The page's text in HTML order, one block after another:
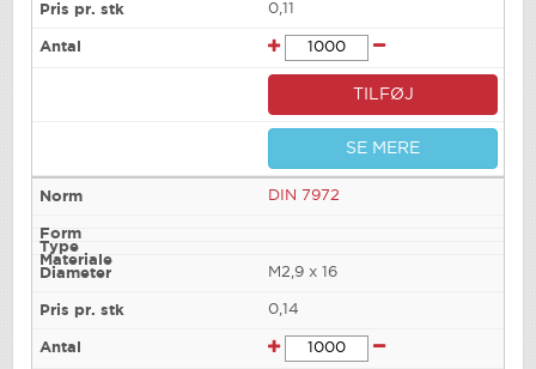
0,11
TILFØJ
SE MERE
DIN 7972
M2,9 x 16
0,14